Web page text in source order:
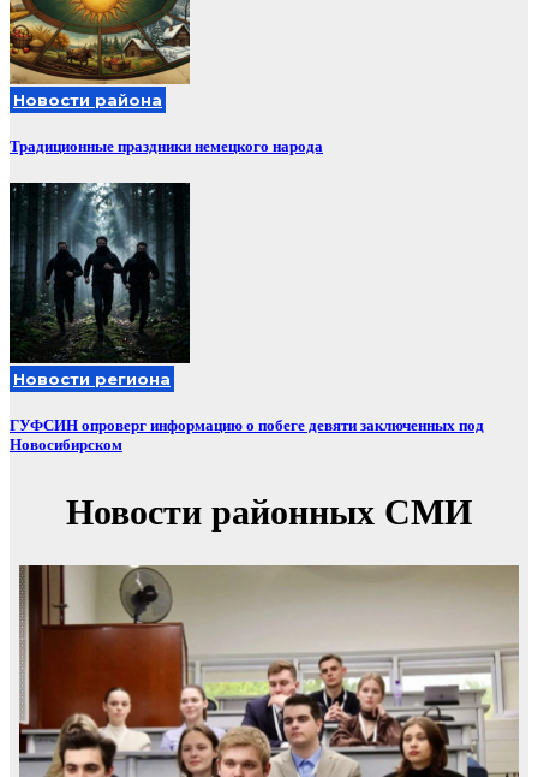
Новости района
Традиционные праздники немецкого народа
Новости региона
ГУФСИН опроверг информацию о побеге девяти заключенных под
Новосибирском